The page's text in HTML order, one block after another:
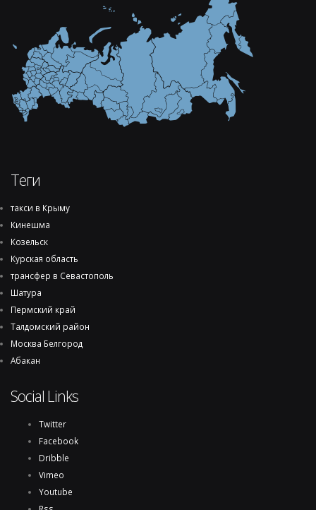
Теги
такси в Крыму
Кинешма
Козельск
Курская область
трансфер в Севастополь
Шатура
Пермский край
Талдомский район
Москва Белгород
Абакан
Social Links
Twitter
Facebook
Dribble
Vimeo
Youtube